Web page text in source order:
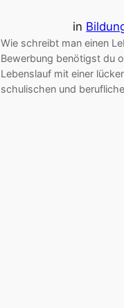
in
Wie schreibt man einen
Bewerbung benötigst du
Lebenslauf mit einer
schulischen und